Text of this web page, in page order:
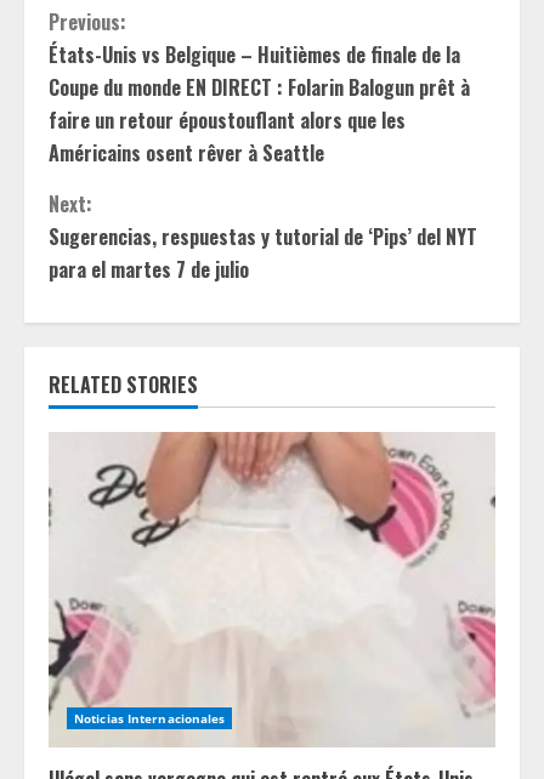
C
o
n
t
i
n
u
e
R
e
a
d
i
n
g
Previous:
États-Unis vs Belgique – Huitièmes de finale de la
Coupe du monde EN DIRECT : Folarin Balogun prêt à
faire un retour époustouflant alors que les
Américains osent rêver à Seattle
Next:
Sugerencias, respuestas y tutorial de ‘Pips’ del NYT
para el martes 7 de julio
RELATED STORIES
Noticias Internacionales